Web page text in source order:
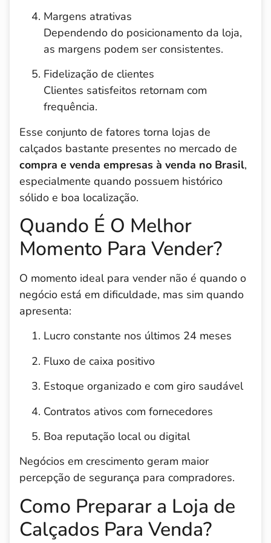
Margens atrativas
Dependendo do posicionamento da loja,
as margens podem ser consistentes.
Fidelização de clientes
Clientes satisfeitos retornam com
frequência.
Esse conjunto de fatores torna lojas de
calçados bastante presentes no mercado de
compra e venda empresas à venda no Brasil,
especialmente quando possuem histórico
sólido e boa localização.
Quando É O Melhor
Momento Para Vender?
O momento ideal para vender não é quando o
negócio está em dificuldade, mas sim quando
apresenta:
Lucro constante nos últimos 24 meses
Fluxo de caixa positivo
Estoque organizado e com giro saudável
Contratos ativos com fornecedores
Boa reputação local ou digital
Negócios em crescimento geram maior
percepção de segurança para compradores.
Como Preparar a Loja de
Calçados Para Venda?